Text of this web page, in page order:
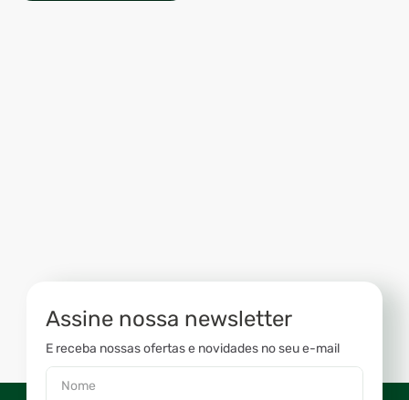
Assine nossa newsletter
E receba nossas ofertas e novidades no seu e-mail